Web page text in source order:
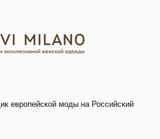
европейской моды на Российский